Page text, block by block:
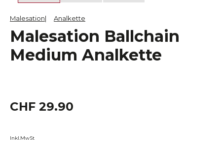
Malesation Analkette
Malesation Ballchain
Medium Analkette
CHF 29.90
Inkl.MwSt